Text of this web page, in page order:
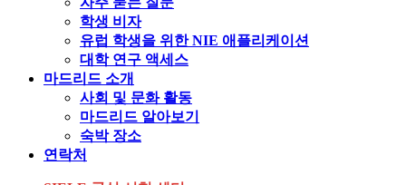
학생 비자
유럽 학생을 위한 NIE 애플리케이션
대학 연구 액세스
마드리드 소개
사회 및 문화 활동
마드리드 알아보기
숙박 장소
연락처